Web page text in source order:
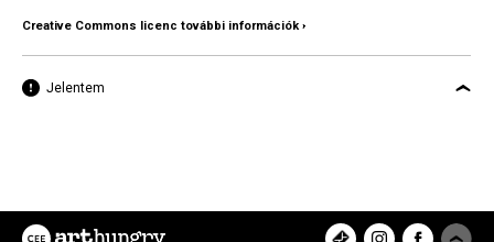
Creative Commons licenc további információk ›
Jelentem